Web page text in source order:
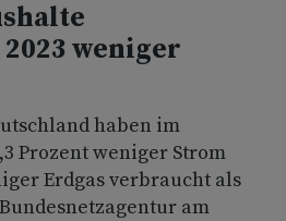
weniger
haben im
Prozent weniger Strom
Erdgas verbraucht als
am